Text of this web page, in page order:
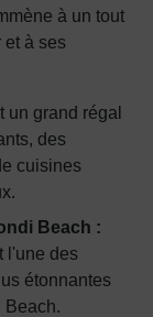
à un tout
et à ses
un grand régal
des
cuisines
Beach :
l'une des
étonnantes
Beach.